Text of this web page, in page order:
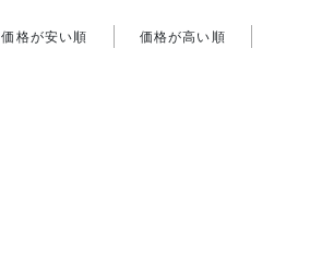
価格が安い順 価格が高い順